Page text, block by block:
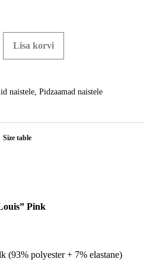
Lisa korvi
naistele, Pidzaamad naistele
Size table
Pink
(93% polyester + 7% elastane)